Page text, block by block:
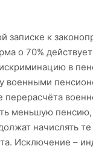
записке к
о 70%
в
военными
перерасчёта
меньшую
начислять
Исключение –